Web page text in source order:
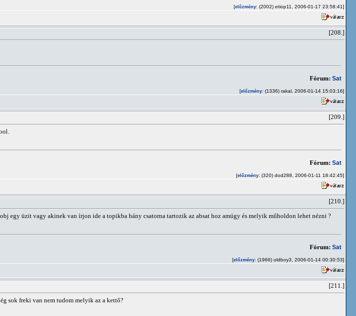
[előzmény: (2002) etiop11, 2006-01-17 23:58:41]
[208.]
Fórum: Sat
[előzmény: (1336) rakal, 2006-01-14 15:03:16]
[209.]
Fórum: Sat
[előzmény: (320) dod288, 2006-01-11 18:42:45]
[210.]
egy üzit vagy akinek van írjon ide a topikba hány csatorna tartozik az absat hoz amúgy és melyik műholdon lehet nézni ?
Fórum: Sat
[előzmény: (1966) oldboy3, 2006-01-14 00:30:53]
[211.]
sok freki van nem tudom melyik az a kettő?